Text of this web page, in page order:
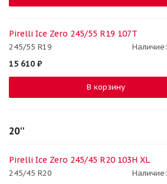
Pirelli Ice Zero 245/55 R19 107T
245/55 R19 Наличие:
15 610 ₽
В корзину
20''
Pirelli Ice Zero 245/45 R20 103H XL
245/45 R20 Наличие: